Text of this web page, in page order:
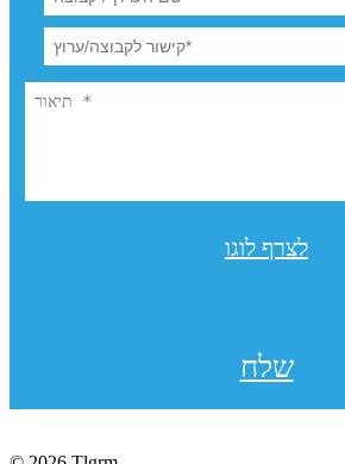
לצרף לוגו
שלח